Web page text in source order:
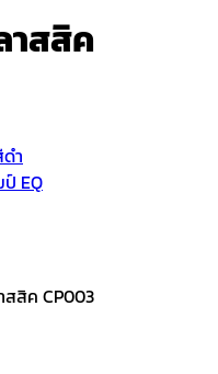
าสสิค
สสิค CP003